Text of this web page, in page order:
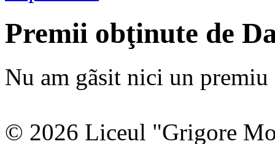
Premii obţinute de
Nu am gãsit nici un premiu
© 2026 Liceul "Grigore